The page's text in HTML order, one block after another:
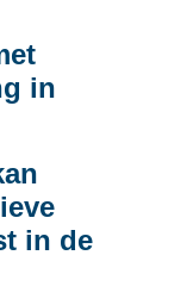
in
in de